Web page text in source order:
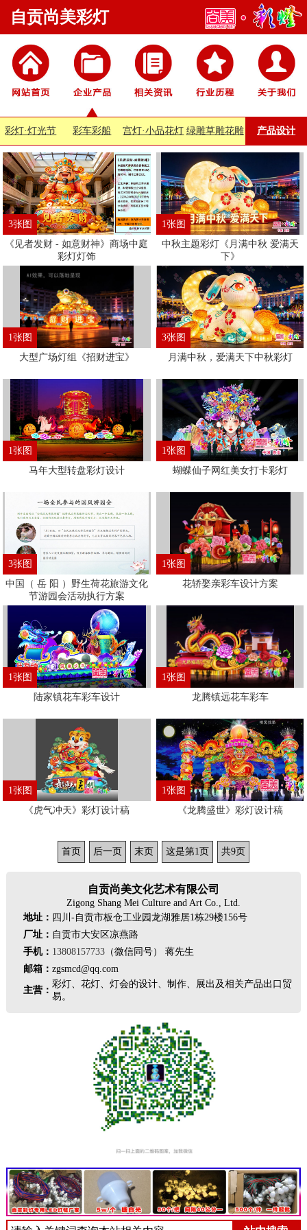
自贡尚美彩灯
彩灯·灯光节 彩车彩船 宫灯·小品花灯 绿雕草雕花雕 产品设计
《见者发财 - 如意财神》商场中庭
彩灯灯饰
3张图
中秋主题彩灯《月满中秋 爱满天
下》
1张图
大型广场灯组《招财进宝》
1张图
月满中秋，爱满天下中秋彩灯
3张图
马年大型转盘彩灯设计
1张图
蝴蝶仙子网红美女打卡彩灯
1张图
中国（ 岳 阳 ）野生荷花旅游文化
节游园会活动执行方案
3张图
花轿娶亲彩车设计方案
1张图
陆家镇花车彩车设计
1张图
龙腾镇远花车彩车
1张图
《虎气冲天》彩灯设计稿
1张图
《龙腾盛世》彩灯设计稿
1张图
首页 后一页 末页 这是第1页 共9页
自贡尚美文化艺术有限公司
Zigong Shang Mei Culture and Art Co., Ltd.
地址： 四川-自贡市板仓工业园龙湖雅居1栋29楼156号
厂址： 自贡市大安区凉燕路
手机： 13808157733（微信同号） 蒋先生
邮箱： zgsmcd@qq.com
主营：
彩灯、花灯、灯会的设计、制作、展出及相关产品出口贸
易。